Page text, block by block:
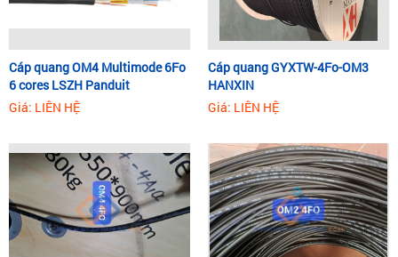
Cáp quang OM4 Multimode 6Fo
6 cores LSZH Panduit
Giá: LIÊN HỆ
Cáp quang GYXTW-4Fo-OM3
HANXIN
Giá: LIÊN HỆ